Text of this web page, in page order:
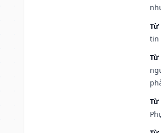
Từ
tin
Từ
Từ